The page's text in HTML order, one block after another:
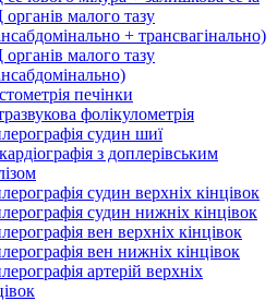
малого тазу
+ трансвагінально)
малого тазу
печінки
фолікулометрія
судин шиї
з доплерівським
судин верхніх кінцівок
судин нижніх кінцівок
вен верхніх кінцівок
вен нижніх кінцівок
артерій верхніх